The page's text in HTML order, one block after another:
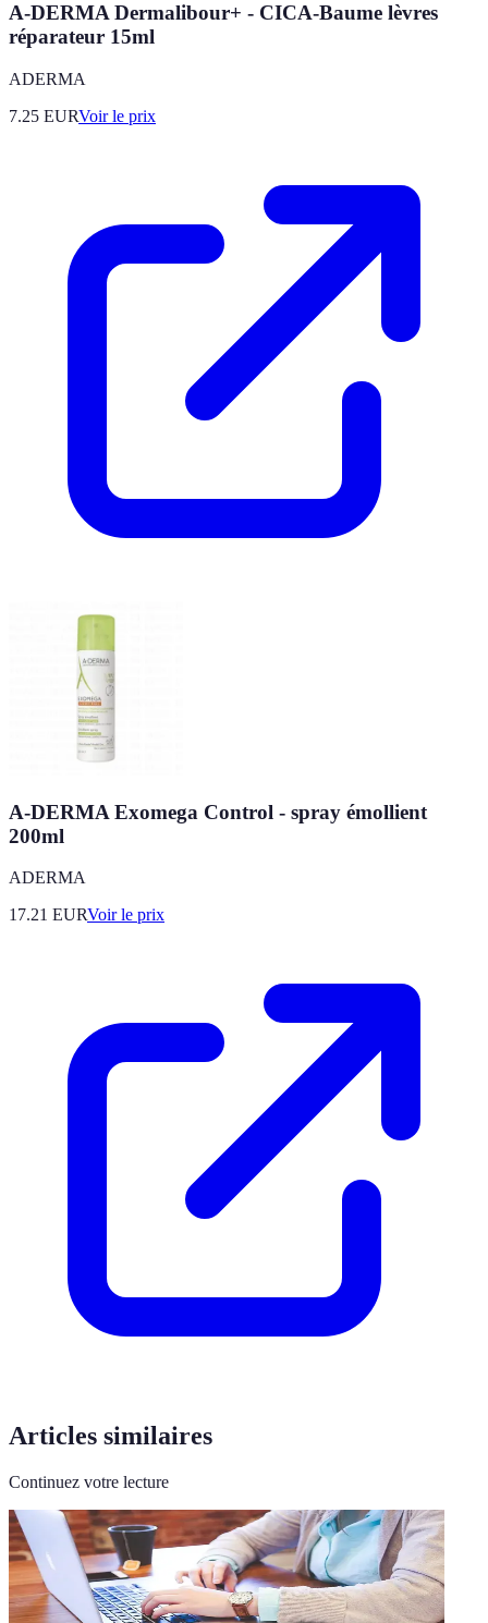
A-DERMA Dermalibour+ - CICA-Baume lèvres
réparateur 15ml
ADERMA
7.25 EURVoir le prix
A-DERMA Exomega Control - spray émollient
200ml
ADERMA
17.21 EURVoir le prix
Articles similaires
Continuez votre lecture